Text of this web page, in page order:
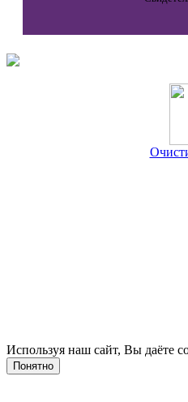
Используя наш сайт, Вы даёте
Понятно